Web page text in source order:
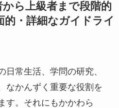
ら上級者まで段階的
的・詳細なガイドライ
日常生活、学問の研究、
なかんずく重要な役割を
す。それにもかかわら